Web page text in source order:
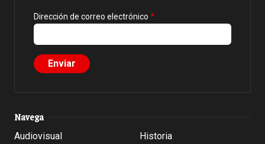
Dirección de correo electrónico
Navega
Audiovisual
Historia